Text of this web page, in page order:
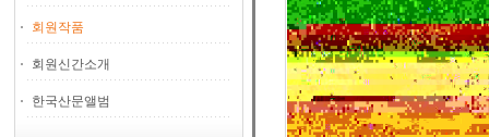
회원작품
회원신간소개
한국산문앨범